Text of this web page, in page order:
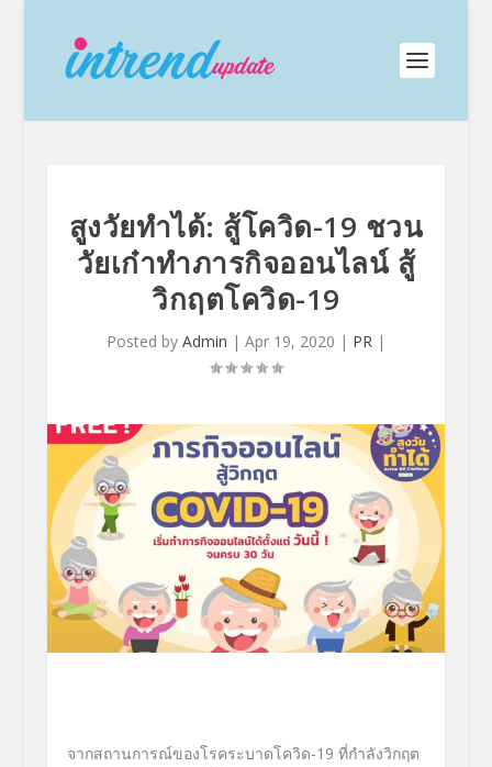
สูงวัยทำได้: สู้โควิด-19 ชวน
วัยเก๋าทำภารกิจออนไลน์ สู้
วิกฤตโควิด-19
Posted by Admin | Apr 19, 2020 | PR|
จากสถานการณ์ของโรคระบาดโควิด-1 9 ที่กำลังวิกฤต